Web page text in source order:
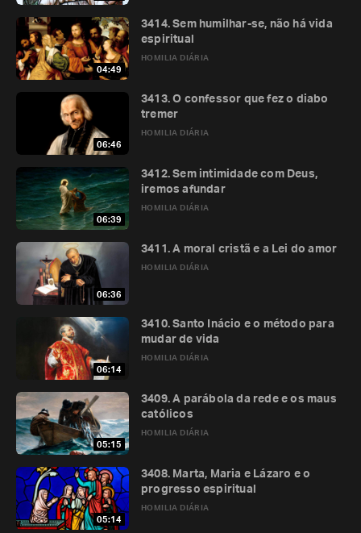
04:49
HOMILIA DIÁRIA
3414. Sem humilhar-se, não há vida
espiritual
06:46
HOMILIA DIÁRIA
3413. O confessor que fez o diabo
tremer
06:39
HOMILIA DIÁRIA
3412. Sem intimidade com Deus,
iremos afundar
06:36
HOMILIA DIÁRIA
3411. A moral cristã e a Lei do amor
06:14
HOMILIA DIÁRIA
3410. Santo Inácio e o método para
mudar de vida
05:15
HOMILIA DIÁRIA
3409. A parábola da rede e os maus
católicos
05:14
HOMILIA DIÁRIA
3408. Marta, Maria e Lázaro e o
progresso espiritual